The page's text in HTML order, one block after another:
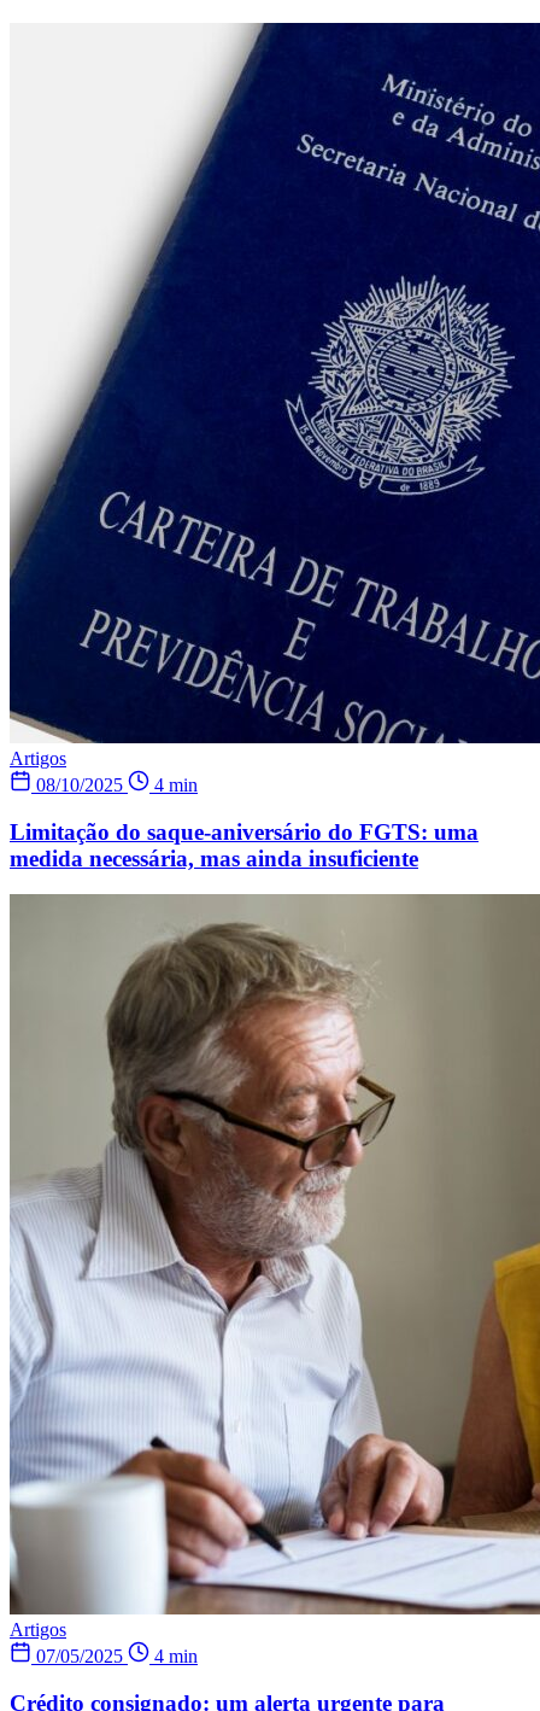
Artigos
08/10/2025
4 min
Limitação do saque-aniversário do FGTS: uma
medida necessária, mas ainda insuficiente
Artigos
07/05/2025
4 min
Crédito consignado: um alerta urgente para